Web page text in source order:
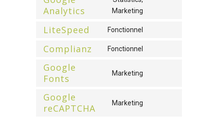
Analytics
Marketing
LiteSpeed Fonctionnel
Complianz Fonctionnel
Google
Fonts
Marketing
Google
reCAPTCHA
Marketing